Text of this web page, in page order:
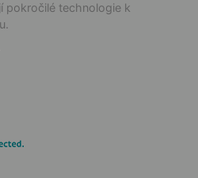
pokročilé technologie k